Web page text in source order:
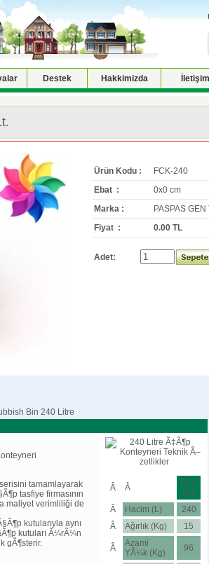
Destek Hakkimizda İletişim
Ürün Kodu :
FCK-240
Ebat :
0x0 cm
Marka :
PASPAS GEN
Fiyat :
0.00 TL
Adet:
Bin 240 Litre
tamamlayarak
tasfiye firmasının
maliyet verimliliği de
kutularıyla aynı
kutuları Ã¼rÃ¼n
gÃ¶sterir.
Â Â
PCK
240
Â
Hacim (L)
240
Â
Ağırlık (Kg) 15
Â
Azami
YÃ¼k (Kg)
96